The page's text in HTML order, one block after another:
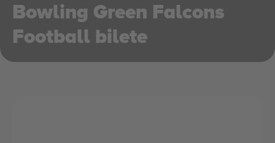
Bowling Green Falcons
Football bilete